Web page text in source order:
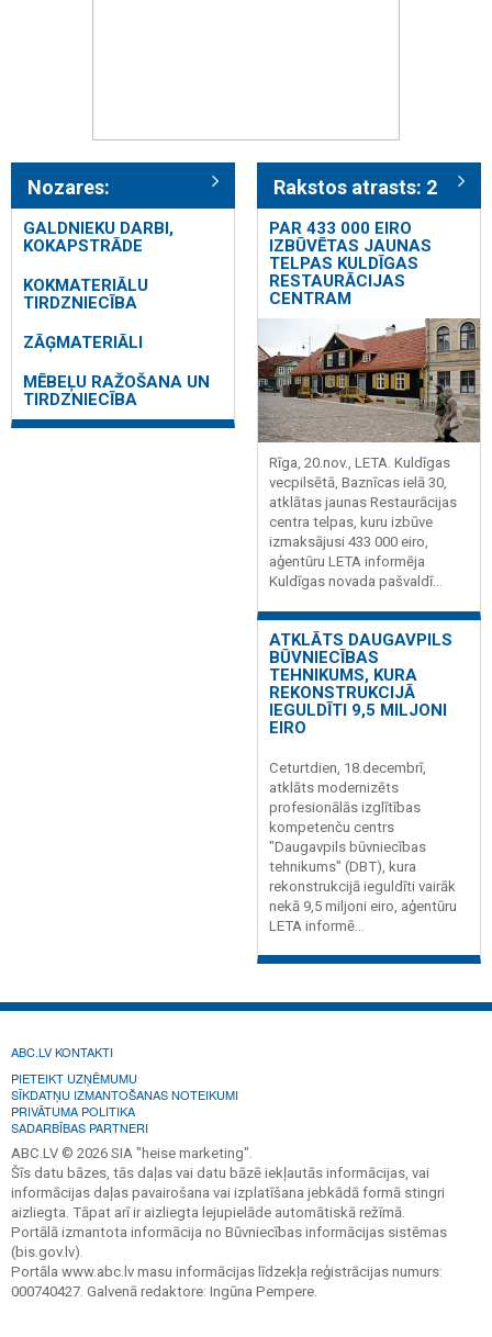
Nozares:
GALDNIEKU DARBI,
KOKAPSTRĀDE
KOKMATERIĀLU
TIRDZNIECĪBA
ZĀĢMATERIĀLI
MĒBEĻU RAŽOŠANA UN
TIRDZNIECĪBA
Rakstos atrasts: 2
PAR 433 000 EIRO
IZBŪVĒTAS JAUNAS
TELPAS KULDĪGAS
RESTAURĀCIJAS
CENTRAM
Rīga, 20.nov., LETA. Kuldīgas
vecpilsētā, Baznīcas ielā 30,
atklātas jaunas Restaurācijas
centra telpas, kuru izbūve
izmaksājusi 433 000 eiro,
aģentūru LETA informēja
Kuldīgas novada pašvaldī...
ATKLĀTS DAUGAVPILS
BŪVNIECĪBAS
TEHNIKUMS, KURA
REKONSTRUKCIJĀ
IEGULDĪTI 9,5 MILJONI
EIRO
Ceturtdien, 18.decembrī,
atklāts modernizēts
profesionālās izglītības
kompetenču centrs
"Daugavpils būvniecības
tehnikums" (DBT), kura
rekonstrukcijā ieguldīti vairāk
nekā 9,5 miljoni eiro, aģentūru
LETA informē...
ABC.LV KONTAKTI
PIETEIKT UZŅĒMUMU
SĪKDATŅU IZMANTOŠANAS NOTEIKUMI
PRIVĀTUMA POLITIKA
SADARBĪBAS PARTNERI
ABC.LV © 2026 SIA "heise marketing".
Šīs datu bāzes, tās daļas vai datu bāzē iekļautās informācijas, vai
informācijas daļas pavairošana vai izplatīšana jebkādā formā stingri
aizliegta. Tāpat arī ir aizliegta lejupielāde automātiskā režīmā.
Portālā izmantota informācija no Būvniecības informācijas sistēmas
(bis.gov.lv).
Portāla www.abc.lv masu informācijas līdzekļa reģistrācijas numurs:
000740427. Galvenā redaktore: Ingūna Pempere.